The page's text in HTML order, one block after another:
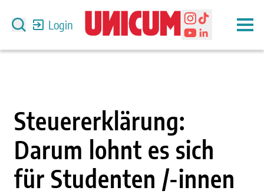
Login
Steuererklärung:
Darum lohnt es sich
für Studenten /-innen